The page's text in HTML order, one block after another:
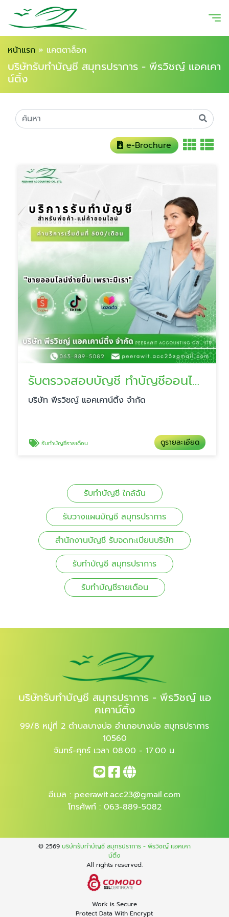
หน้าแรก » แคตตาล็อก
บริษัทรับทำบัญชี สมุทรปราการ - พีรวิชญ์ แอคเคา
น์ติ้ง
e-Brochure
รับตรวจสอบบัญชี ทำบัญชีออนไลน์
บริษัท พีรวิชญ์ แอคเคาน์ติ้ง จำกัด
รับทำบัญชีรายเดือน ดูรายละเอียด
รับทำบัญชี ใกล้ฉัน
รับวางแผนบัญชี สมุทรปราการ
สำนักงานบัญชี รับจดทะเบียนบริษัท
รับทำบัญชี สมุทรปราการ
รับทำบัญชีรายเดือน
บริษัทรับทำบัญชี สมุทรปราการ - พีรวิชญ์ แอ
คเคาน์ติ้ง
99/8 หมู่ที่ 2 ตำบลบางบ่อ อำเภอบางบ่อ สมุทรปราการ
10560
จันทร์-ศุกร์ เวลา 08.00 - 17.00 น.
อีเมล : peerawit.acc23@gmail.com
โทรศัพท์ : 063-889-5082
© 2569 บริษัทรับทำบัญชี สมุทรปราการ - พีรวิชญ์ แอคเคา
น์ติ้ง
All rights reserved.
Work is Secure
Protect Data With Encrypt